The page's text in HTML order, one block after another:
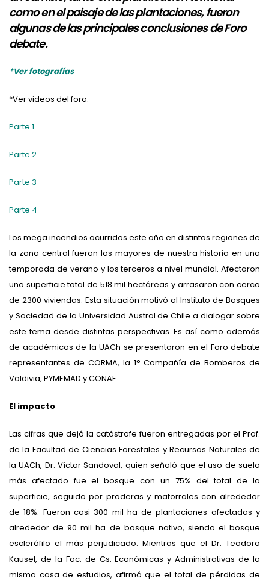
como en el paisaje de las plantaciones, fueron
algunas de las principales conclusiones de Foro
debate.
*Ver fotografías
*Ver videos del foro:
Parte 1
Parte 2
Parte 3
Parte 4
Los mega incendios ocurridos este año en distintas regiones de
la zona central fueron los mayores de nuestra historia en una
temporada de verano y los terceros a nivel mundial. Afectaron
una superficie total de 518 mil hectáreas y arrasaron con cerca
de 2300 viviendas. Esta situación motivó al Instituto de Bosques
y Sociedad de la Universidad Austral de Chile a dialogar sobre
este tema desde distintas perspectivas. Es así como además
de académicos de la UACh se presentaron en el Foro debate
representantes de CORMA, la 1° Compañía de Bomberos de
Valdivia, PYMEMAD y CONAF.
El impacto
Las cifras que dejó la catástrofe fueron entregadas por el Prof.
de la Facultad de Ciencias Forestales y Recursos Naturales de
la UACh, Dr. Víctor Sandoval, quien señaló que el uso de suelo
más afectado fue el bosque con un 75% del total de la
superficie, seguido por praderas y matorrales con alrededor
de 18%. Fueron casi 300 mil ha de plantaciones afectadas y
alrededor de 90 mil ha de bosque nativo, siendo el bosque
esclerófilo el más perjudicado. Mientras que el Dr. Teodoro
Kausel, de la Fac. de Cs. Económicas y Administrativas de la
misma casa de estudios, afirmó que el total de pérdidas de